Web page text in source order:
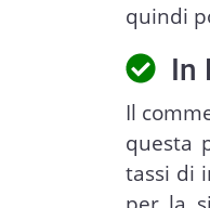
quindi
In
Il
questa
tassi di